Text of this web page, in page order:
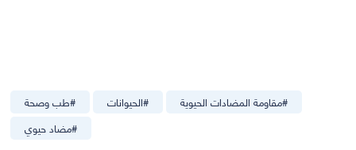
#طب وصحة #الحيوانات #مقاومة المضادات الحيوية
#مضاد حيوي